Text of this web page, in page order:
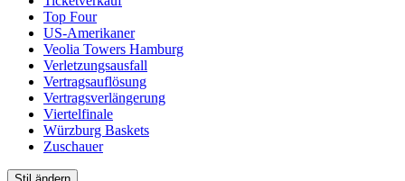
Top Four
US-Amerikaner
Veolia Towers Hamburg
Verletzungsausfall
Vertragsauflösung
Vertragsverlängerung
Viertelfinale
Würzburg Baskets
Zuschauer